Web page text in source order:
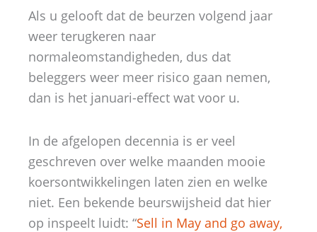
Als u gelooft dat de beurzen volgend jaar
weer terugkeren naar
normaleomstandigheden, dus dat
beleggers weer meer risico gaan nemen,
dan is het januari-effect wat voor u.
In de afgelopen decennia is er veel
geschreven over welke maanden mooie
koersontwikkelingen laten zien en welke
niet. Een bekende beurswijsheid dat hier
op inspeelt luidt: “Sell in May and go away,